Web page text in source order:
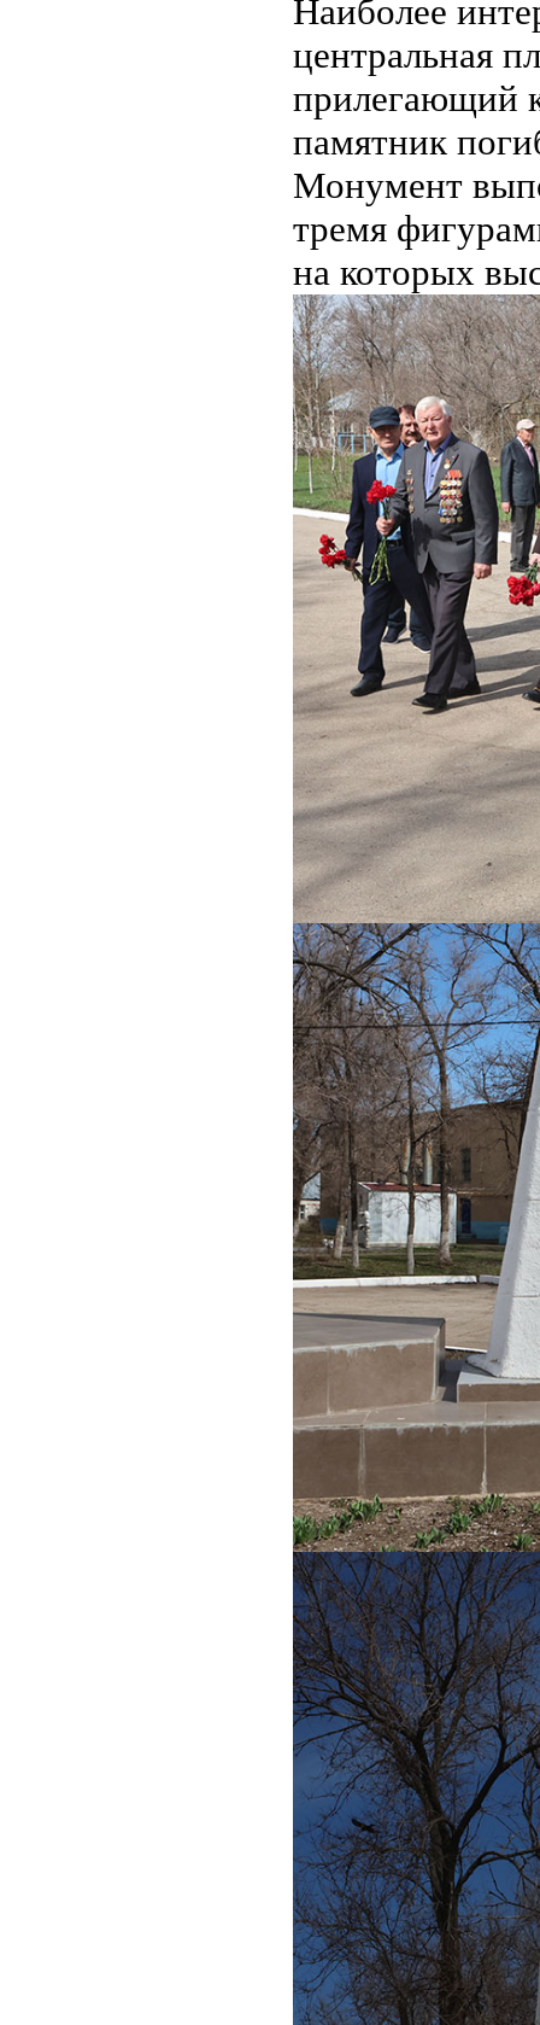
Наиболее
центральная
прилегающий
памятник
Монумент
тремя
на которых